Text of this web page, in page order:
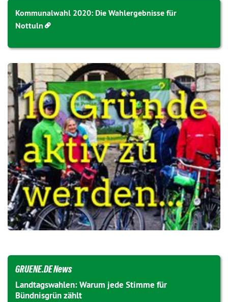
Kommunalwahl 2020: Die Wahlergebnisse für
Nottuln
GRUENE.DE News
Landtagswahlen: Warum jede Stimme für
Bündnisgrün zählt